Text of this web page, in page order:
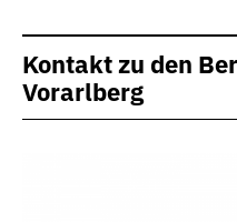
Kontakt zu den
Vorarlberg